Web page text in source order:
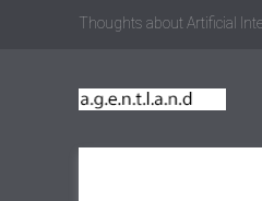
Thoughts about Artificial